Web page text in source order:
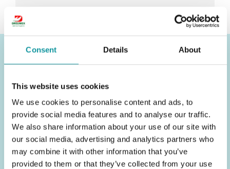
Consent Details About
This website uses cookies
We use cookies to personalise content and ads, to
provide social media features and to analyse our traffic.
We also share information about your use of our site with
our social media, advertising and analytics partners who
may combine it with other information that you’ve
provided to them or that they’ve collected from your use
Autres catégories de
produits
Désinfection